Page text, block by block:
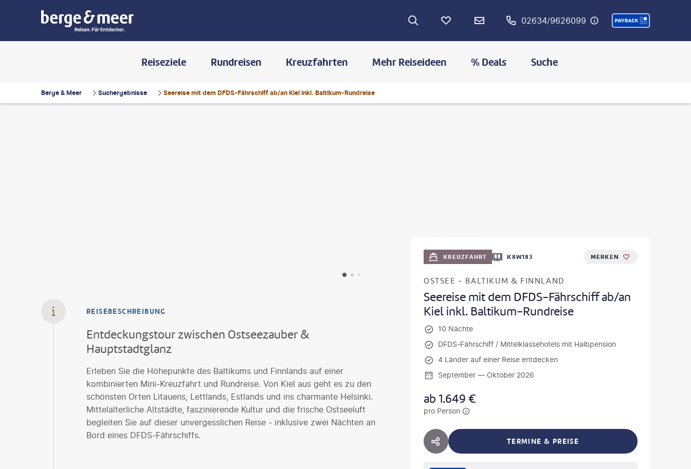
02634/9626099
Reiseziele Rundreisen Kreuzfahrten Mehr Reiseideen % Deals Suche
Berge & Meer Suchergebnisse Seereise mit dem DFDS-Fährschiff ab/an Kiel inkl. Baltikum-Rundreise
KREUZFAHRT K8W183 MERKEN
OSTSEE - BALTIKUM & FINNLAND
Seereise mit dem DFDS-Fährschiff ab/an
Kiel inkl. Baltikum-Rundreise
10 Nächte
DFDS-Fährschiff / Mittelklassehotels mit Halbpension
4 Länder auf einer Reise entdecken
September — Oktober 2026
ab1.649 €
pro Person
HOTEL TEILEN TERMINE & PREISE
REISEBESCHREIBUNG
Entdeckungstour zwischen Ostseezauber &
Hauptstadtglanz
Erleben Sie die Höhepunkte des Baltikums und Finnlands auf einer
kombinierten Mini-Kreuzfahrt und Rundreise. Von Kiel aus geht es zu den
schönsten Orten Litauens, Lettlands, Estlands und ins charmante Helsinki.
Mittelalterliche Altstädte, faszinierende Kultur und die frische Ostseeluft
begleiten Sie auf dieser unvergesslichen Reise - inklusive zwei Nächten an
Bord eines DFDS-Fährschiffs.